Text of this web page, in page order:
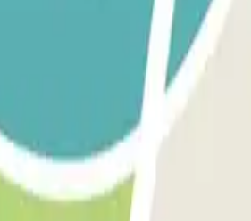
(o cajero automático) para validar el ticket
el parking. Después, conduce hasta la